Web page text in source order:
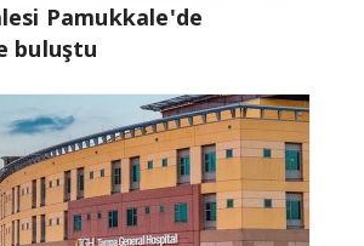
Pamukkale'de
buluştu